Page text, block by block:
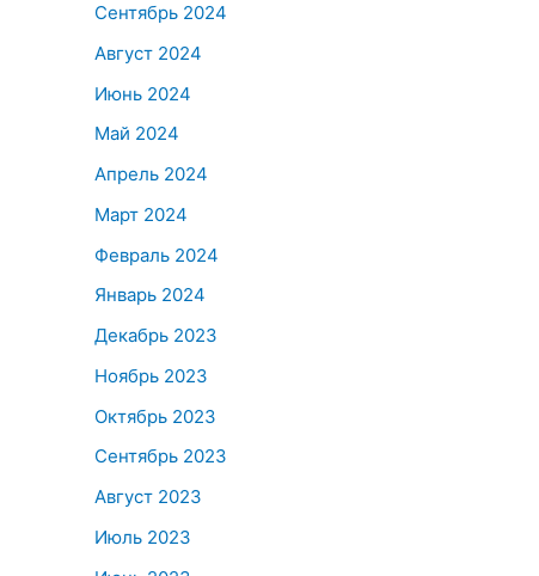
Сентябрь 2024
Август 2024
Июнь 2024
Май 2024
Апрель 2024
Март 2024
Февраль 2024
Январь 2024
Декабрь 2023
Ноябрь 2023
Октябрь 2023
Сентябрь 2023
Август 2023
Июль 2023